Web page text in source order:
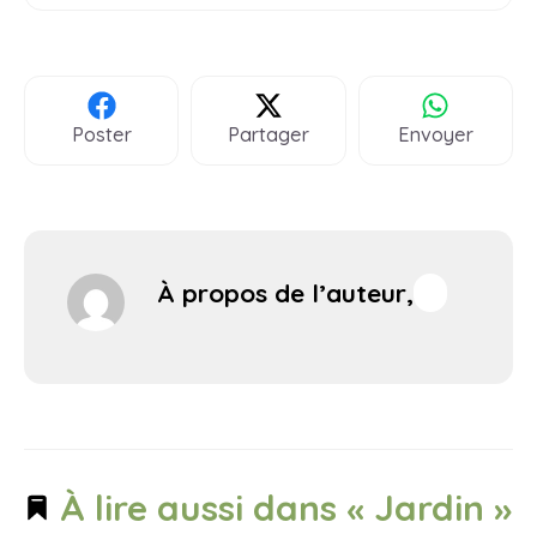
Poster Partager Envoyer
À propos de l’auteur,
À lire aussi dans « Jardin »